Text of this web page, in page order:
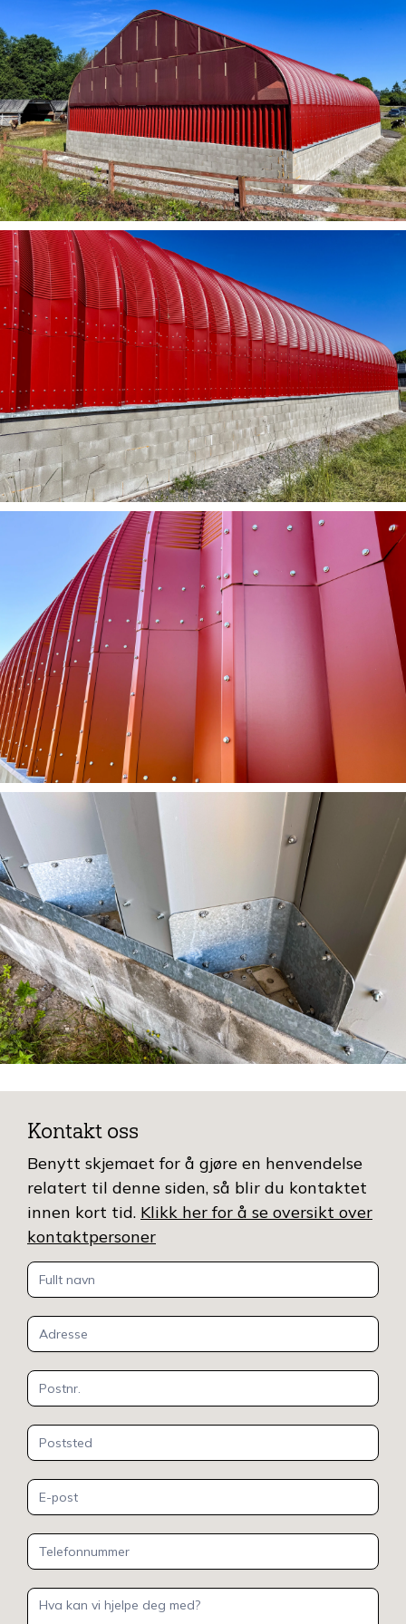
Kontakt oss
Benytt skjemaet for å gjøre en henvendelse
relatert til denne siden, så blir du kontaktet
innen kort tid. Klikk her for å se oversikt over
kontaktpersoner
Kontakt
oss